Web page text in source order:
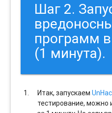
Шаг 2.
программ
(1 минута).
Итак, запускаем
тестирование, можно